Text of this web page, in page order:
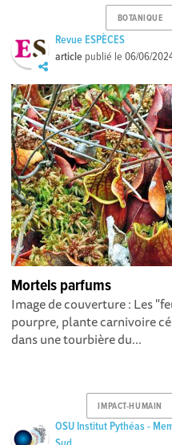
BOTANIQUE
Revue ESPÈCES
article publié le06/06/
Mortels parfums
Image de couverture : Les
pourpre, plante carnivoire
dans une tourbière du...
IMPACT-HUMAIN
OSU Institut Pythéas -